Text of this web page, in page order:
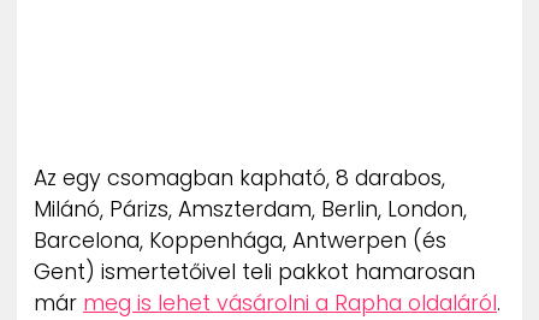
Az egy csomagban kapható, 8 darabos,
Milánó, Párizs, Amszterdam, Berlin, London,
Barcelona, Koppenhága, Antwerpen (és
Gent) ismertetőivel teli pakkot hamarosan
már meg is lehet vásárolni a Rapha oldaláról.